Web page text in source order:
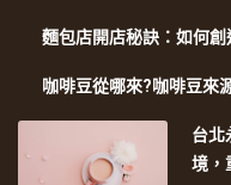
麵包店開店秘訣：如何
咖啡豆從哪來?咖啡豆來
台北
境，